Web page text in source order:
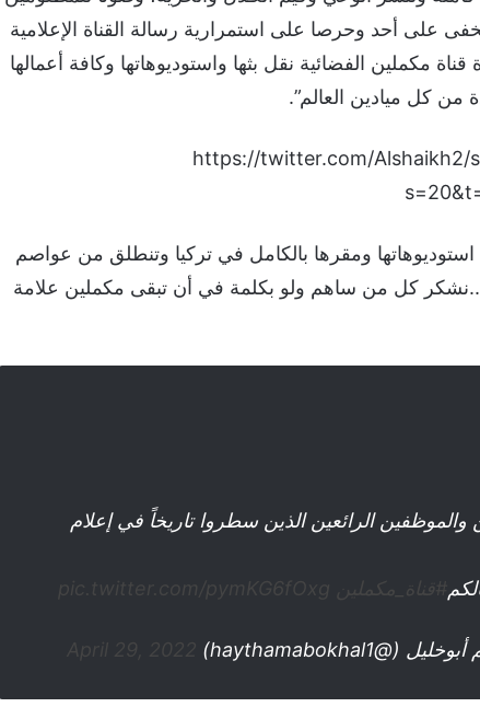
على أحد وحرصا على استمرارية رسالة القناة الإعلامية
مكملين الفضائية نقل بثها واستوديوهاتها وكافة أعمالها
من كل ميادين العالم”.
https://twitter.com/Alshaikh2/
استوديوهاتها ومقرها بالكامل في تركيا وتنطلق من عواصم
كل من ساهم ولو بكلمة في أن تبقى مكملين علامة
والموظفين الرائعين الذين سطروا تاريخاً في إعلام
#قناة_مكملين pic.twitter.com/pymKG6fOxg
April 29, 2022